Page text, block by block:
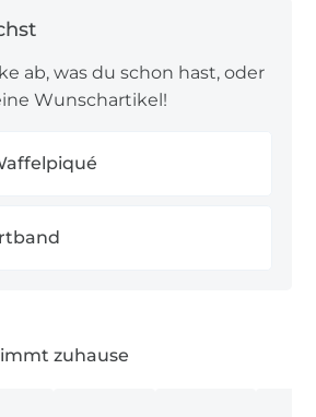
ab, was du schon hast, oder
Wunschartikel!
m Waffelpiqué
zuhause